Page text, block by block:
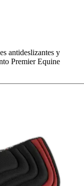
antideslizantes y
Premier Equine